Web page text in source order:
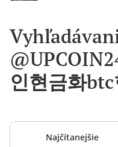
인현금화
Najčítanejšie